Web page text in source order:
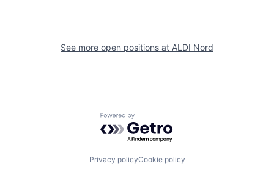
See more open positions at ALDI Nord
Powered by Getro.com
Privacy policyCookie policy